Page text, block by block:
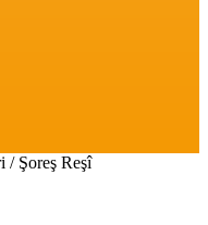
/ Şoreş Reşî